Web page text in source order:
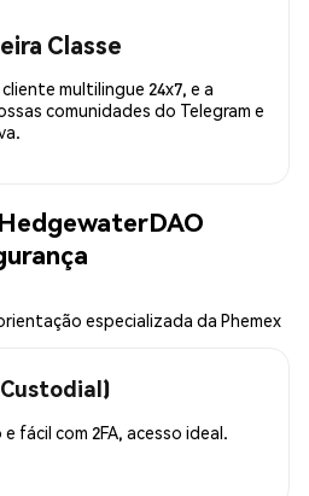
Classe
multilingue 24x7, e a
comunidades do Telegram e
especializada da Phemex
fácil com 2FA, acesso ideal.